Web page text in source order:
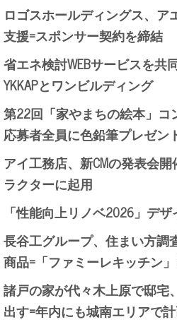
ロゴスホールディングス、ア
支援=スポンサー契約を締結
省エネ検討WEBサービスを共
YKKAPとワンビルディング
第22回「家やまちの絵本」コ
応募者全員に色鉛筆プレゼン
アイ工務店、新CMの発表会
ラクターに起用
「性能向上リノベ2026」デ
長谷工グループ、住まい方調
商品=「ファミーレキッチン
諸戸の家が代々木上原で邸宅
出す=年内にも城南エリアで